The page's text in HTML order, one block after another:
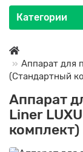
Категории
Аппарат для
(Стандартный
Аппарат
Liner
комплект)